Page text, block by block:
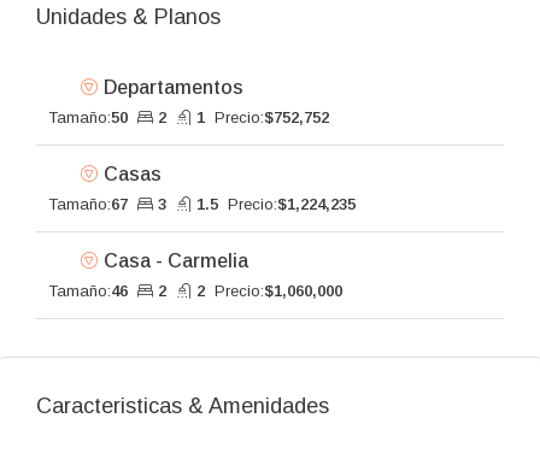
Unidades & Planos
Departamentos
Tamaño:50 2 1 Precio:$752,752
Casas
Tamaño:67 3 1.5 Precio:$1,224,235
Casa - Carmelia
Tamaño:46 2 2 Precio:$1,060,000
Caracteristicas & Amenidades